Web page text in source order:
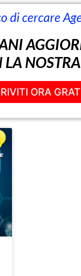
di cercare
LA
ORA